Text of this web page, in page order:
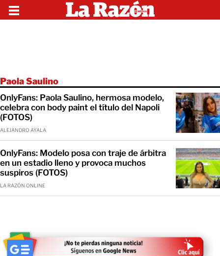
Paola Saulino
OnlyFans: Paola Saulino, hermosa modelo,
celebra con body paint el título del Napoli
(FOTOS)
ALEJANDRO AYALA
OnlyFans: Modelo posa con traje de árbitra
en un estadio lleno y provoca muchos
suspiros (FOTOS)
LA RAZÓN ONLINE